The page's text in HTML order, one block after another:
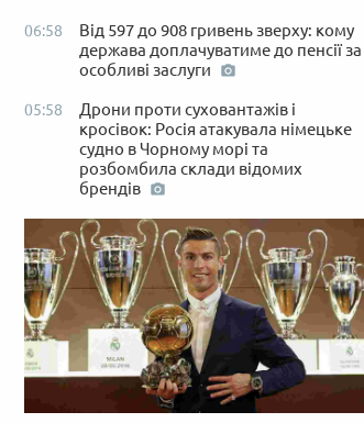
06:58
Від 597 до 908 гривень зверху: кому
держава доплачуватиме до пенсії за
особливі заслуги
05:58
Дрони проти суховантажів і
кросівок: Росія атакувала німецьке
судно в Чорному морі та
розбомбила склади відомих
брендів